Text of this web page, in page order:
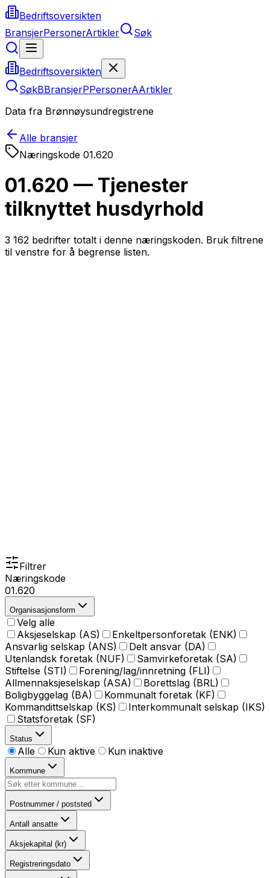
Bedriftsoversikten
BransjerPersonerArtikler Søk
Bedriftsoversikten
SøkBBransjerPPersonerAArtikler
Data fra Brønnøysundregistrene
Alle bransjer
Næringskode 01.620
01.620 — Tjenester
tilknyttet husdyrhold
3 162 bedrifter totalt i denne næringskoden. Bruk filtrene
til venstre for å begrense listen.
Filtrer
Næringskode
01.620
Organisasjonsform
Velg alle
Aksjeselskap (AS)
Enkeltpersonforetak (ENK)
Ansvarlig selskap (ANS)
Delt ansvar (DA)
Utenlandsk foretak (NUF)
Samvirkeforetak (SA)
Stiftelse (STI)
Forening/lag/innretning (FLI)
Allmennaksjeselskap (ASA)
Borettslag (BRL)
Boligbyggelag (BA)
Kommunalt foretak (KF)
Kommandittselskap (KS)
Interkommunalt selskap (IKS)
Statsforetak (SF)
Status
Alle Kun aktive Kun inaktive
Kommune
Postnummer / poststed
Antall ansatte
Aksjekapital (kr)
Registreringsdato